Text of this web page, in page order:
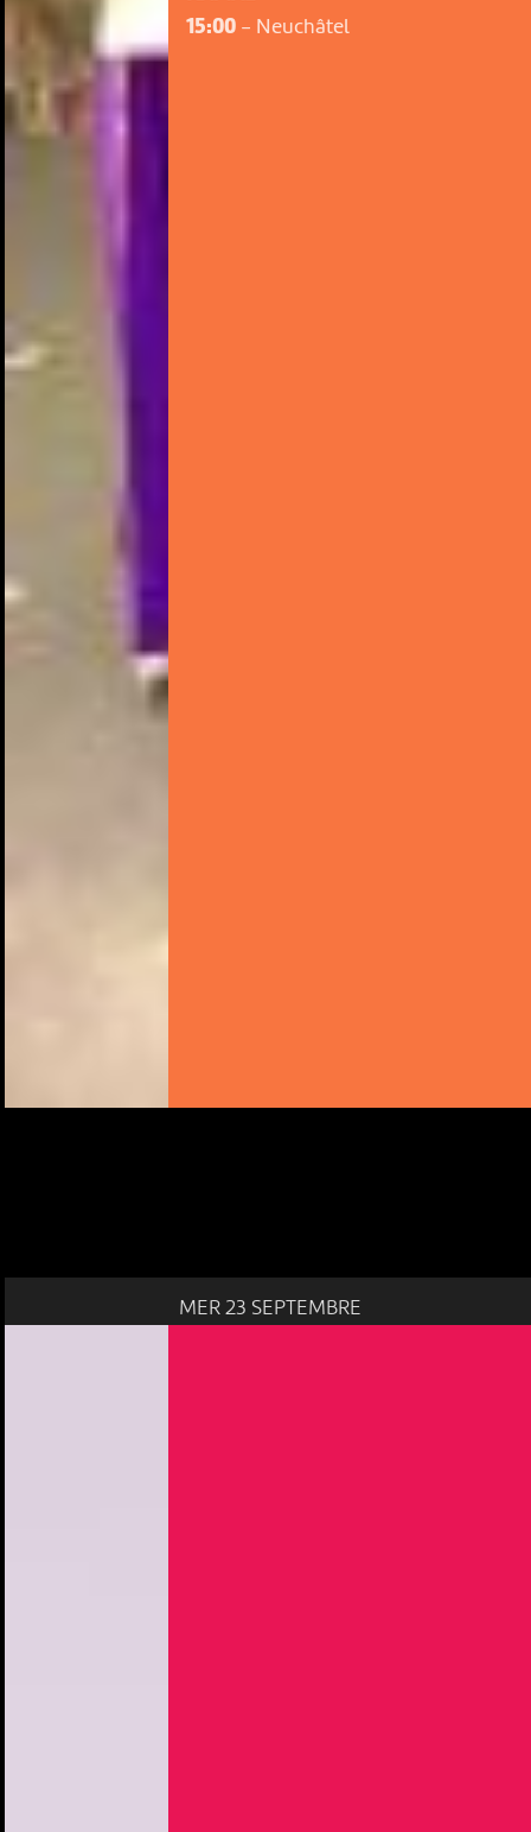
15:00- Neuchâtel
MER 23 SEPTEMBRE